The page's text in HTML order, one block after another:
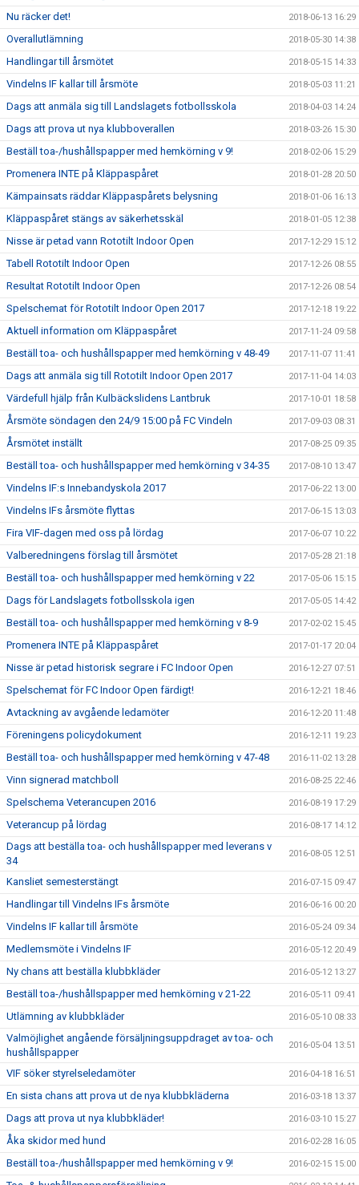
Nu räcker det! 2018-06-13 16:29
Overallutlämning 2018-05-30 14:38
Handlingar till årsmötet 2018-05-15 14:33
Vindelns IF kallar till årsmöte 2018-05-03 11:21
Dags att anmäla sig till Landslagets fotbollsskola 2018-04-03 14:24
Dags att prova ut nya klubboverallen 2018-03-26 15:30
Beställ toa-/hushållspapper med hemkörning v 9! 2018-02-06 15:29
Promenera INTE på Kläppaspåret 2018-01-28 20:50
Kämpainsats räddar Kläppaspårets belysning 2018-01-06 16:13
Kläppaspåret stängs av säkerhetsskäl 2018-01-05 12:38
Nisse är petad vann Rototilt Indoor Open 2017-12-29 15:12
Tabell Rototilt Indoor Open 2017-12-26 08:55
Resultat Rototilt Indoor Open 2017-12-26 08:54
Spelschemat för Rototilt Indoor Open 2017 2017-12-18 19:22
Aktuell information om Kläppaspåret 2017-11-24 09:58
Beställ toa- och hushållspapper med hemkörning v 48-49 2017-11-07 11:41
Dags att anmäla sig till Rototilt Indoor Open 2017 2017-11-04 14:03
Värdefull hjälp från Kulbäckslidens Lantbruk 2017-10-01 18:58
Årsmöte söndagen den 24/9 15:00 på FC Vindeln 2017-09-03 08:31
Årsmötet inställt 2017-08-25 09:35
Beställ toa- och hushållspapper med hemkörning v 34-35 2017-08-10 13:47
Vindelns IF:s Innebandyskola 2017 2017-06-22 13:00
Vindelns IFs årsmöte flyttas 2017-06-15 13:03
Fira VIF-dagen med oss på lördag 2017-06-07 10:22
Valberedningens förslag till årsmötet 2017-05-28 21:18
Beställ toa- och hushållspapper med hemkörning v 22 2017-05-06 15:15
Dags för Landslagets fotbollsskola igen 2017-05-05 14:42
Beställ toa- och hushållspapper med hemkörning v 8-9 2017-02-02 15:45
Promenera INTE på Kläppaspåret 2017-01-17 20:04
Nisse är petad historisk segrare i FC Indoor Open 2016-12-27 07:51
Spelschemat för FC Indoor Open färdigt! 2016-12-21 18:46
Avtackning av avgående ledamöter 2016-12-20 11:48
Föreningens policydokument 2016-12-11 19:23
Beställ toa- och hushållspapper med hemkörning v 47-48 2016-11-02 13:28
Vinn signerad matchboll 2016-08-25 22:46
Spelschema Veterancupen 2016 2016-08-19 17:29
Veterancup på lördag 2016-08-17 14:12
Dags att beställa toa- och hushållspapper med leverans v
34
2016-08-05 12:51
Kansliet semesterstängt 2016-07-15 09:47
Handlingar till Vindelns IFs årsmöte 2016-06-16 00:20
Vindelns IF kallar till årsmöte 2016-05-24 09:34
Medlemsmöte i Vindelns IF 2016-05-12 20:49
Ny chans att beställa klubbkläder 2016-05-12 13:27
Beställ toa-/hushållspapper med hemkörning v 21-22 2016-05-11 09:41
Utlämning av klubbkläder 2016-05-10 08:33
Valmöjlighet angående försäljningsuppdraget av toa- och
hushållspapper
2016-05-04 13:51
VIF söker styrelseledamöter 2016-04-18 16:51
En sista chans att prova ut de nya klubbkläderna 2016-03-18 13:37
Dags att prova ut nya klubbkläder! 2016-03-10 15:27
Åka skidor med hund 2016-02-28 16:05
Beställ toa-/hushållspapper med hemkörning v 9! 2016-02-15 15:00